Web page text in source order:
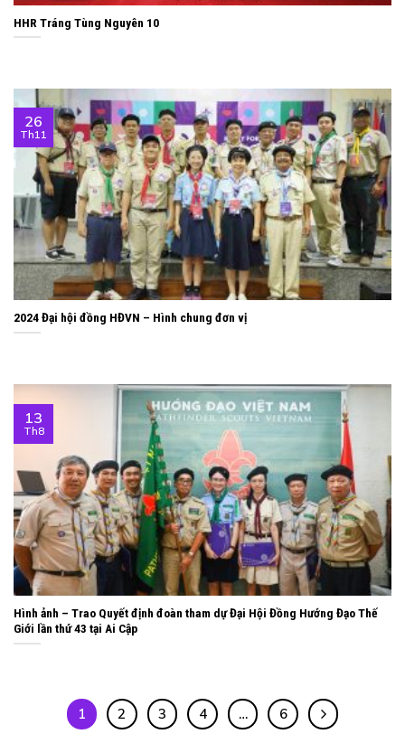
HHR Tráng Tùng Nguyên 10
2024 Đại hội đồng HĐVN – Hình chung đơn vị
26
Th11
Hình ảnh – Trao Quyết định đoàn tham dự Đại Hội Đồng Hướng Đạo Thế
Giới lần thứ 43 tại Ai Cập
13
Th8
1 2 3 4 … 6